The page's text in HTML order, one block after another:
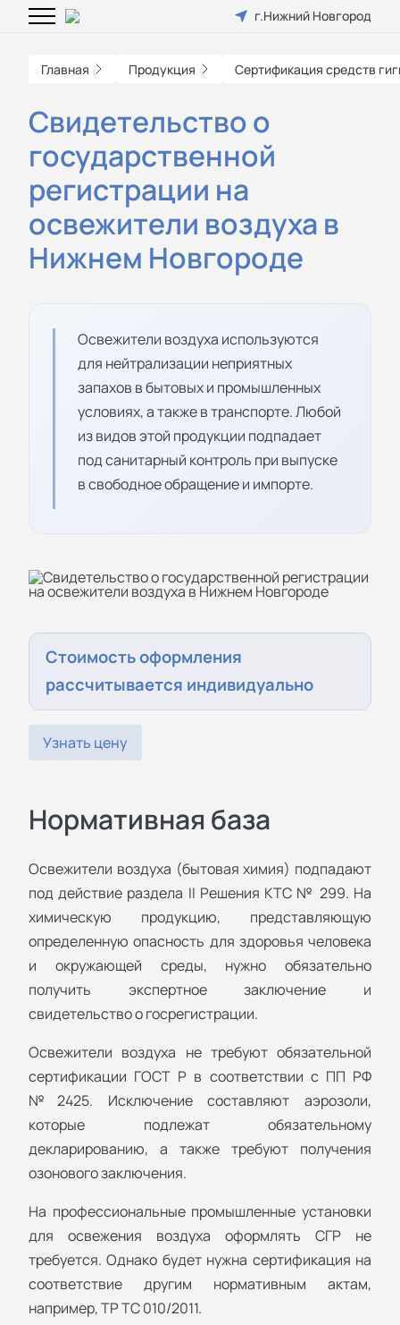
г.Нижний Новгород
Главная Продукция Сертификация средств
Свидетельство о
государственной
регистрации на
освежители воздуха в
Нижнем Новгороде
Освежители воздуха используются
для нейтрализации неприятных
запахов в бытовых и промышленных
условиях, а также в транспорте. Любой
из видов этой продукции подпадает
под санитарный контроль при выпуске
в свободное обращение и импорте.
Стоимость оформления
рассчитывается индивидуально
Узнать цену
Нормативная база
Освежители воздуха (бытовая химия) подпадают
под действие раздела II Решения КТС № 299. На
химическую продукцию, представляющую
определенную опасность для здоровья человека
и окружающей среды, нужно обязательно
получить экспертное заключение и
свидетельство о госрегистрации.
Освежители воздуха не требуют обязательной
сертификации ГОСТ Р в соответствии с ПП РФ
№2425. Исключение составляют аэрозоли,
которые подлежат обязательному
декларированию, а также требуют получения
озонового заключения.
На профессиональные промышленные установки
для освежения воздуха оформлять СГР не
требуется. Однако будет нужна сертификация на
соответствие другим нормативным актам,
например, ТР ТС 010/2011.